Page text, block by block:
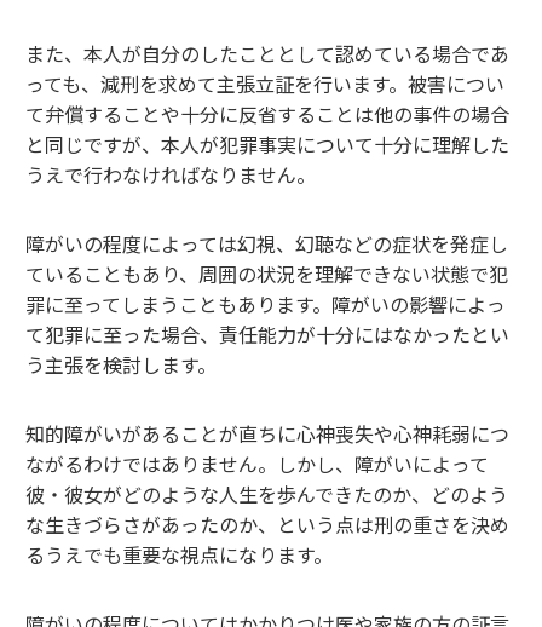
また、本人が自分のしたこととして認めている場合であ
っても、減刑を求めて主張立証を行います。被害につい
て弁償することや十分に反省することは他の事件の場合
と同じですが、本人が犯罪事実について十分に理解した
うえで行わなければなりません。
障がいの程度によっては幻視、幻聴などの症状を発症し
ていることもあり、周囲の状況を理解できない状態で犯
罪に至ってしまうこともあります。障がいの影響によっ
て犯罪に至った場合、責任能力が十分にはなかったとい
う主張を検討します。
知的障がいがあることが直ちに心神喪失や心神耗弱につ
ながるわけではありません。しかし、障がいによって
彼・彼女がどのような人生を歩んできたのか、どのよう
な生きづらさがあったのか、という点は刑の重さを決め
るうえでも重要な視点になります。